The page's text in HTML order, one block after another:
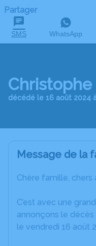
Partager
SMS WhatsApp
Christophe
décédé le 16 août 2024
Message de la
Chère famille, chers
C’est avec une
annonçons le décès
le vendredi 16 août